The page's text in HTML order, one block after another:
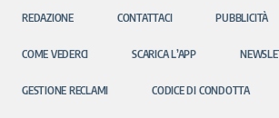
REDAZIONE CONTATTACI PUBBLICITÀ
COME VEDERCI SCARICA L’APP
GESTIONE RECLAMI CODICE DI CONDOTTA